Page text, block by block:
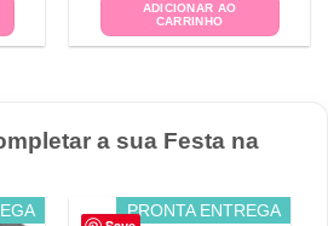
ADICIONAR AO
CARRINHO
a sua Festa na
PRONTA ENTREGA